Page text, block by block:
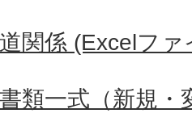
関係 (Excelフ
類一式（新規・